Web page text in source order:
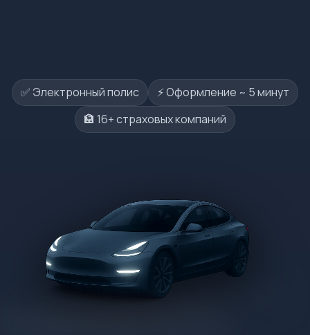
✅ Электронный полис
⚡️ Оформление ~ 5 минут
🏦 16+ страховых компаний